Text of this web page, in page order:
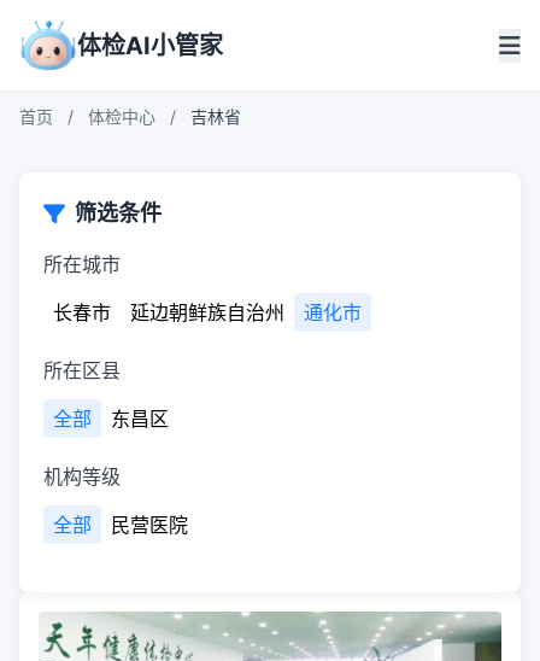
体检AI小管家
首页 / 体检中心 / 吉林省
筛选条件
所在城市
长春市
延边朝鲜族自治州 通化市
所在区县
全部
东昌区
机构等级
全部
民营医院